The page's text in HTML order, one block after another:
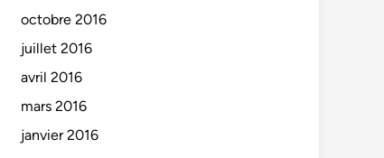
octobre 2016
juillet 2016
avril 2016
mars 2016
janvier 2016